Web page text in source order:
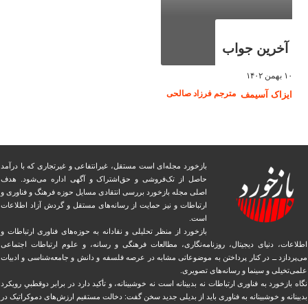
آخرین جواب
۱۰ بهمن ۱۴۰۲
ایزاک آسیمف مترجم فرزاد صالحی
بازخورد مجله‌ای است مستقل، غیرانتفاعی و غیرتجاری که با درآمد
حاصل از تک‌فروشی و حق‌اشتراک و آگهی اداره می‌شود. ‏هدف
اصلی مجله بازخورد بررسی انتقادی مسایل حوزه فرهنگ و فناوری و
ارتباطات و نیز حمایت از رسانه‌های مستقل و‌ گردش ‏آزاد اطلاعات
است.
بازخورد از منظر تحلیلی و نقادانه به حوزه‌های فناوری ارتباطات و
اطلاعات، دنیای دیجیتال، روزنامه‌نگاری، ‏مطالعات فرهنگی و رسانه، و علوم ارتباطات اجتماعی
می‌پردازد ــ در کنار پرداختن به موضوعاتی مشابه در عرصه فلسفه و دانش و ‏جامعه‌شناسی و ادبیات
علمی‌تخیلی و سینما و رسانه‌های تصویری.
نگاه بازخورد به فناوری ارتباطات نه بدبینانه است نه خوشبینانه، و تأکید دارد ‏در برابر دوقطبیِ رویکرد
بدبینانه و خوشبینانه به فناوری باید از بدیلی جدید سخن گفت: دخالت مستقیم ارزش‌های دموکراتیک در